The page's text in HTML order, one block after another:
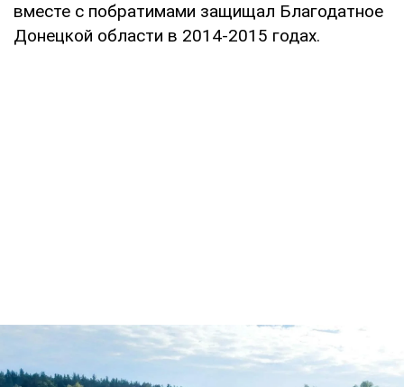
вместе с побратимами защищал Благодатное
Донецкой области в 2014-2015 годах.